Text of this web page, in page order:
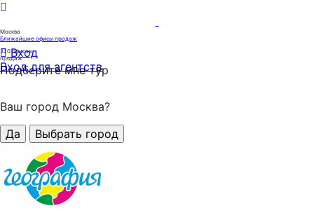
Москва
Ближайшие офисы продаж
320офисов
продаж
Вход
Вход для агентств
Подберите мне тур
Ваш город Москва?
Да
Выбрать город